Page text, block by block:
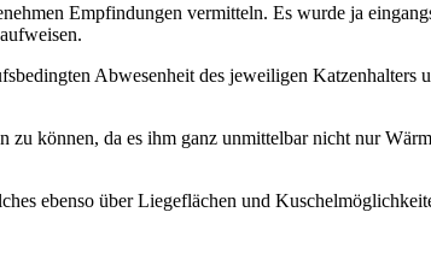
Empfindungen vermitteln. Es wurde ja
Abwesenheit des jeweiligen Katzenhalters
können, da es ihm ganz unmittelbar nicht nur
ebenso über Liegeflächen und